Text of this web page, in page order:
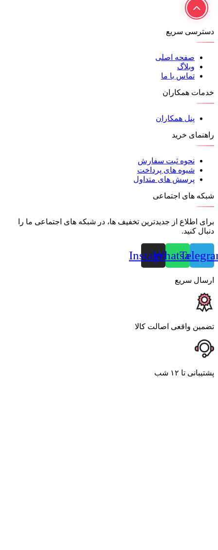
دسترسی سریع
صفحه اصلی
وبلاگ
تماس با ما
خدمات همکاران
پنل همکاران
راهنمای خرید
نحوه ثبت سفارش
شیوه های پرداخت
پرسش های متداول
شبکه های اجتماعی
برای اطلاع از جدیدترین تخفیف ها، در شبکه های اجتماعی ما را
دنبال کنید.
Whatsapp
Instagram
ارسال سریع
تضمین واقعی اصالت کالا
پشتیبانی تا ۱۲ شب